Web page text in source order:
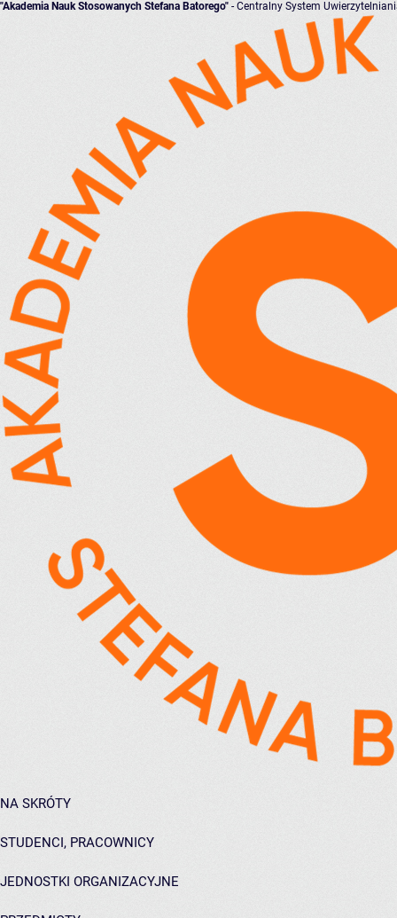
"Akademia Nauk Stosowanych Stefana Batorego" - Centralny System
NA SKRÓTY
STUDENCI, PRACOWNICY
JEDNOSTKI ORGANIZACYJNE